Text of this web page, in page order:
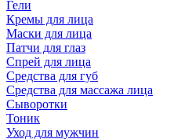
Гели
Кремы для лица
Маски для лица
Патчи для глаз
Спрей для лица
Средства для губ
Средства для массажа лица
Сыворотки
Тоник
Уход для мужчин